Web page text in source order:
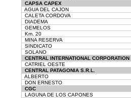
CAPSA CAPEX
AGUA DEL CAJON
CALETA CORDOVA
DIADEMA
GEMELOS
Km. 20
MINA RESERVA
SINDICATO
SOLANO
CENTRAL INTERNATIONAL CORPORATION
CATRIEL OESTE
CENTRAL PATAGONIA S.R.L.
ALBERTO
DON ERNESTO
CGC
LAGUNA DE LOS CAPONES